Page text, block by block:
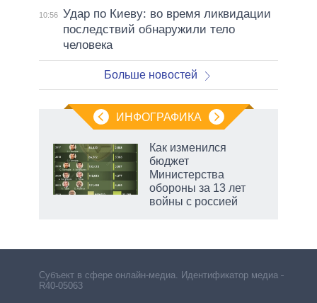
10:56 Удар по Киеву: во время ликвидации
последствий обнаружили тело
человека
Больше новостей
ИНФОГРАФИКА
Как изменился
бюджет
Министерства
обороны за 13 лет
войны с россией
Субъект в сфере онлайн-медиа. Идентификатор медиа –
R40-05063